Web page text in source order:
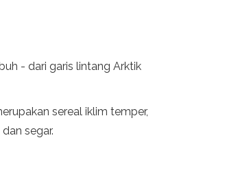
- dari garis lintang Arktik
sereal iklim temper,
segar.